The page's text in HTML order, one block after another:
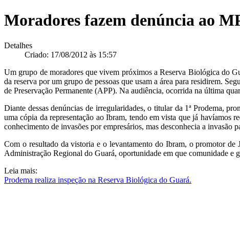
Moradores fazem denúncia ao
Detalhes
Criado: 17/08/2012 às 15:57
Um grupo de moradores que vivem próximos a Reserva Biológica do
da reserva por um grupo de pessoas que usam a área para residirem.
de Preservação Permanente (APP). Na audiência, ocorrida na última
Diante dessas denúncias de irregularidades, o titular da 1ª Prodema,
uma cópia da representação ao Ibram, tendo em vista que já havíamos
conhecimento de invasões por empresários, mas desconhecia a invasão
Com o resultado da vistoria e o levantamento do Ibram, o promotor de
Administração Regional do Guará, oportunidade em que comunidade e
Leia mais:
Prodema realiza inspeção na Reserva Biológica do Guará.